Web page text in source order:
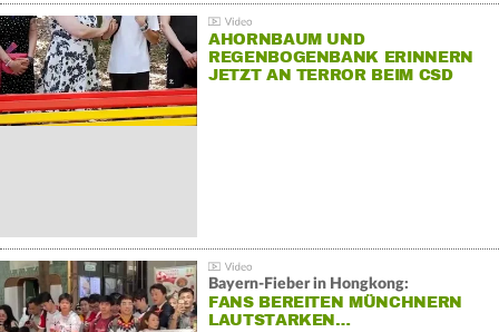
AHORNBAUM UND
REGENBOGENBANK ERINNERN
JETZT AN TERROR BEIM CSD
Bayern-Fieber in Hongkong:
FANS BEREITEN MÜNCHNERN
LAUTSTARKEN…